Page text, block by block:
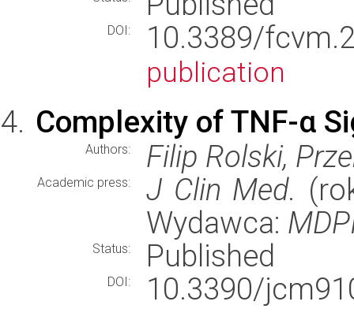
DOI: 10.3389/
publication
Complexity of TNF-α
Authors: Filip Rolski,
Academic press: J Clin Med.
Wydawca:
Status: Published
DOI: 10.3390/